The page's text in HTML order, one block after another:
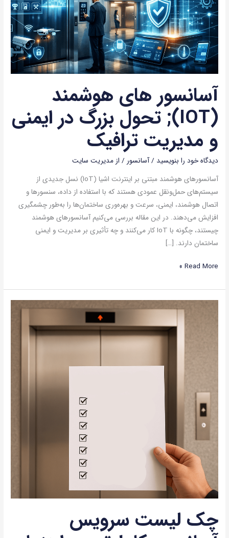
آسانسور های هوشمند
(IOT); تحول بزرگ در ایمنی
و مدیریت ترافیک
دیدگاه‌ خود را بنویسید /آسانسور / از مدیریت سایت
آسانسورهای هوشمند مبتنی بر اینترنت اشیا (IoT) نسل جدیدی از
سیستم‌های حمل‌ونقل عمودی هستند که با استفاده از داده، سنسورها و
اتصال هوشمند، ایمنی، سرعت و بهره‌وری ساختمان‌ها را به‌طور چشمگیری
افزایش می‌دهند. در این مقاله بررسی می‌کنیم آسانسورهای هوشمند
چیستند، چگونه با IoT کار می‌کنند و چه تأثیری بر مدیریت و ایمنی
ساختمان دارند. […]
بزرگ
در
ایمنی
و
مدیریت
ترافیک
Read More »
چک‌ لیست سرویس
چک‌
استاندارد